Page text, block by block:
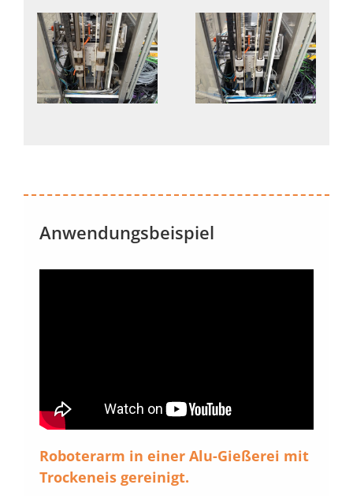
Anwendungsbeispiel
Roboterarm in einer Alu-Gießerei mit
Trockeneis gereinigt.